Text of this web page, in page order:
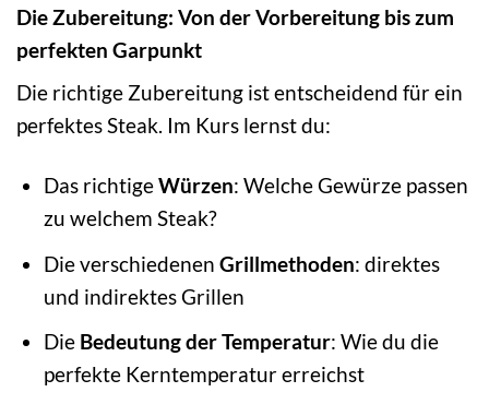
Die Zubereitung: Von der Vorbereitung bis zum
perfekten Garpunkt
Die richtige Zubereitung ist entscheidend für ein
perfektes Steak. Im Kurs lernst du:
Das richtigeWürzen: Welche Gewürze passen
zu welchem Steak?
Die verschiedenen Grillmethoden: direktes
und indirektes Grillen
Die Bedeutung der Temperatur: Wie du die
perfekte Kerntemperatur erreichst